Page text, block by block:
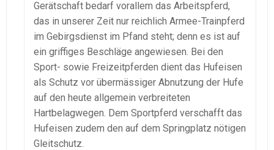
Gerätschaft bedarf vorallem das Arbeitspferd,
das in unserer Zeit nur reichlich Armee-Trainpferd
im Gebirgsdienst im Pfand steht; denn es ist auf
ein griffiges Beschläge angewiesen. Bei den
Sport- sowie Freizeitpferden dient das Hufeisen
als Schutz vor übermässiger Abnutzung der Hufe
auf den heute allgemein verbreiteten
Hartbelagwegen. Dem Sportpferd verschafft das
Hufeisen zudem den auf dem Springplatz nötigen
Gleitschutz.